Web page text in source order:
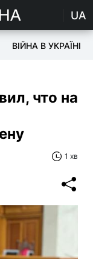
UA
ВІЙНА В УКРАЇНІ
что на
1 хв